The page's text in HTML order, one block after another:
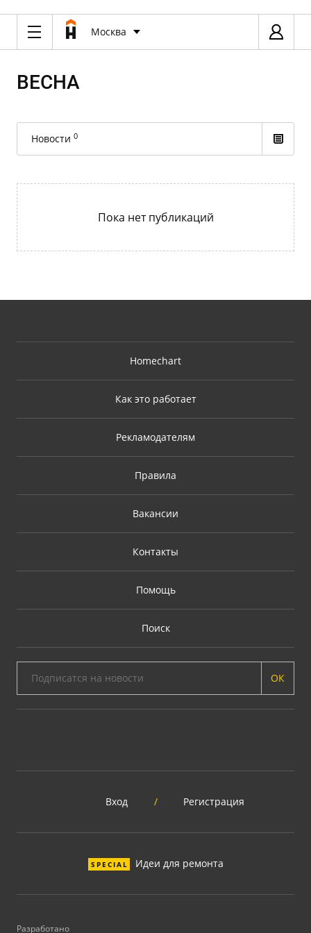
Москва
ВЕСНА
Новости 0
Пока нет публикаций
Homechart
Как это работает
Рекламодателям
Правила
Вакансии
Контакты
Помощь
Поиск
ОК
Вход / Регистрация
SPECIAL Идеи для ремонта
Разработано